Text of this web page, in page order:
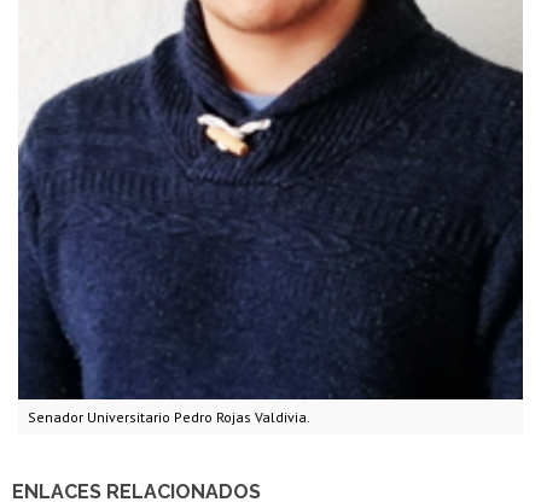
Senador Universitario Pedro Rojas Valdivia.
ENLACES RELACIONADOS